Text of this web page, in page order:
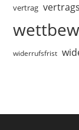
vertrag
widerrufsfrist